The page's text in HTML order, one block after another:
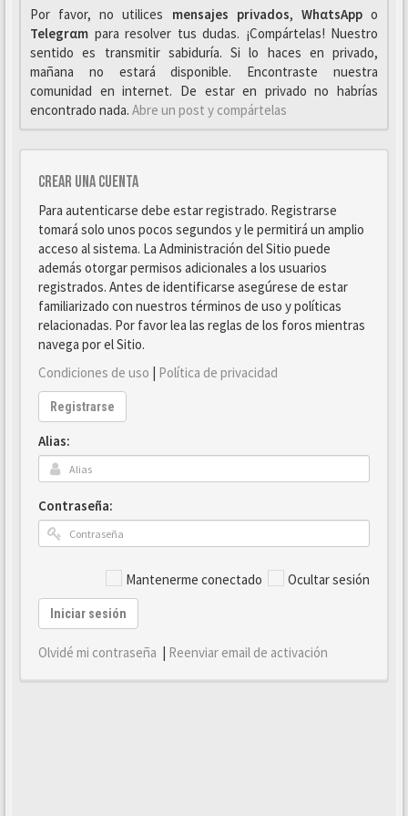
Por favor, no utilices mensajes privados, WhαtsAppo
Telegrαm para resolver tus dudas. ¡Compártelas! Nuestro
sentido es transmitir sabiduría. Si lo haces en privado,
mañana no estará disponible. Encontraste nuestra
comunidad en internet. De estar en privado no habrías
encontrado nada. Abre un post y compártelas
Crear una cuenta
Para autenticarse debe estar registrado. Registrarse
tomará solo unos pocos segundos y le permitirá un amplio
acceso al sistema. La Administración del Sitio puede
además otorgar permisos adicionales a los usuarios
registrados. Antes de identificarse asegúrese de estar
familiarizado con nuestros términos de uso y políticas
relacionadas. Por favor lea las reglas de los foros mientras
navega por el Sitio.
Condiciones de uso | Política de privacidad
Registrarse
Alias:
Contraseña:
Mantenerme conectado Ocultar sesión
Iniciar sesión
Olvidé mi contraseña | Reenviar email de activación